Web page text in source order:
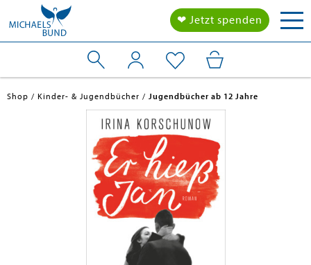
❤ Jetzt spenden
Shop Kinder- & Jugendbücher Jugendbücher ab 12 Jahre